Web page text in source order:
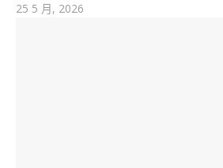
25 5 月, 2026